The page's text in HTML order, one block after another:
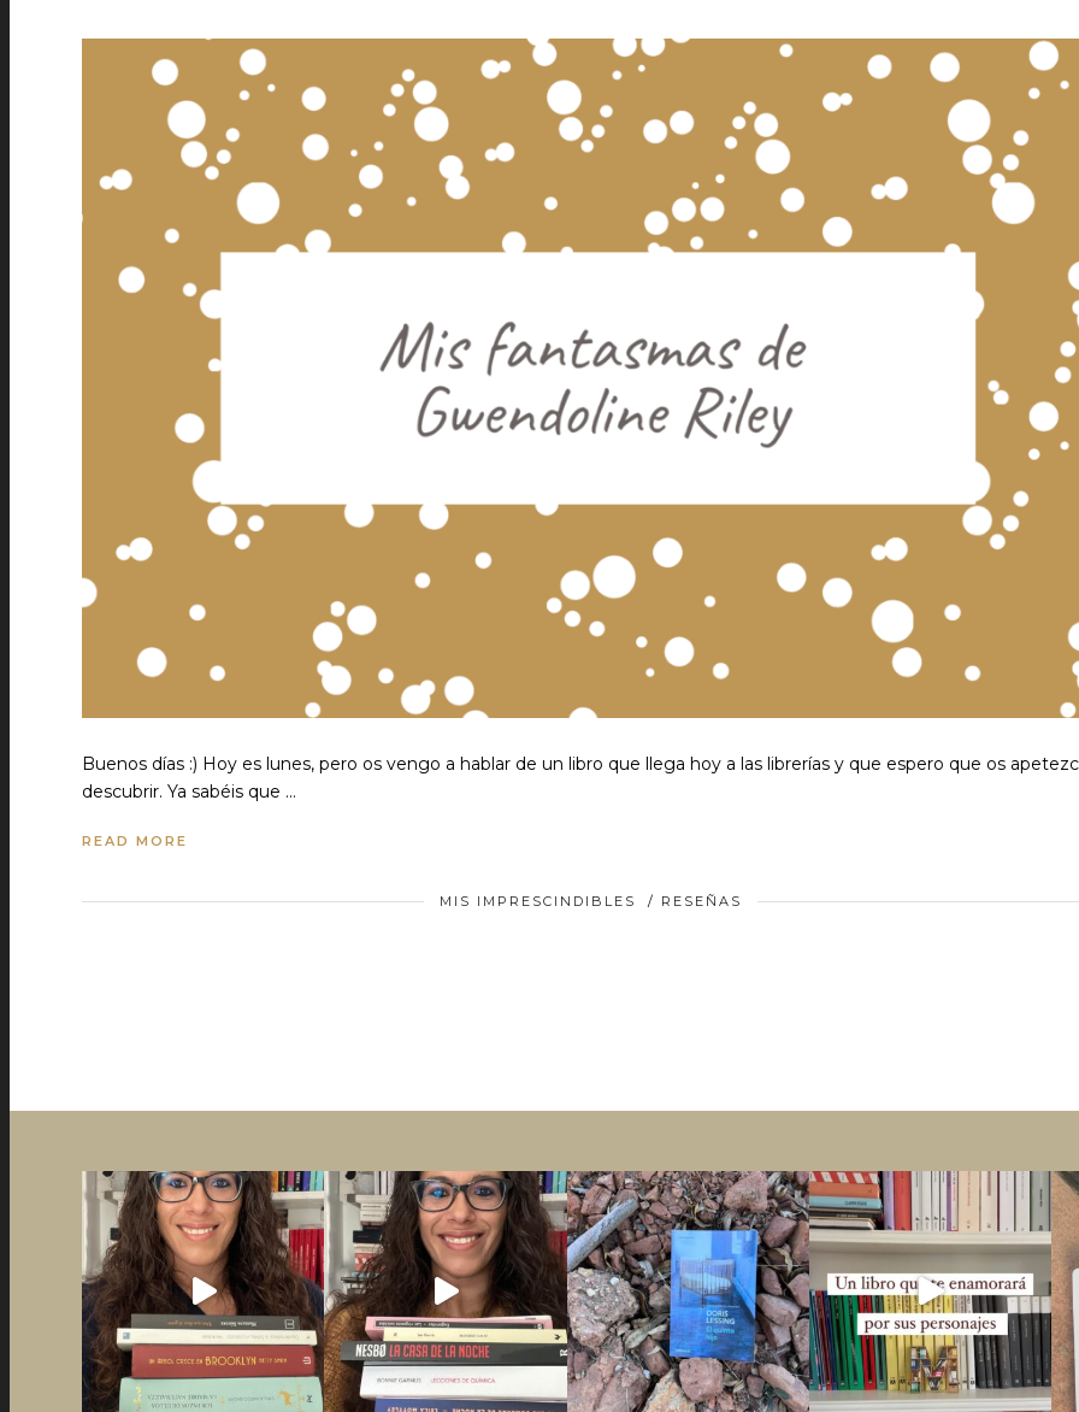
Buenos días :) Hoy es lunes, pero os vengo a hablar de un libro que llega hoy a las librerías y que espero que os
descubrir. Ya sabéis que …
READ MORE
MIS IMPRESCINDIBLES / RESEÑAS